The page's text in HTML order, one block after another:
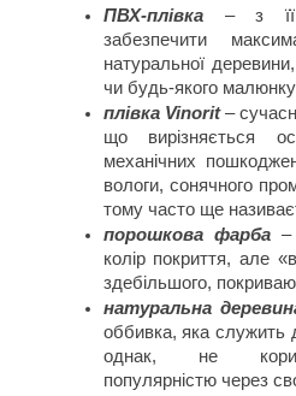
ПВХ-плівка – з її
забезпечити
натуральної
чи будь-якого
плівка Vinorit –
що вирізняється
механічних
вологи, сонячного
тому часто ще
порошкова фарба –
колір покриття, але
здебільшого,
натуральна
оббивка, яка служить
однак, не
популярністю через